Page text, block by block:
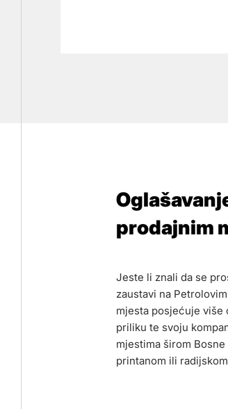
prodajnim
Jeste li znali da se
zaustavi na
mjesta posjećuje više
priliku te svoju
mjestima širom
printanom ili